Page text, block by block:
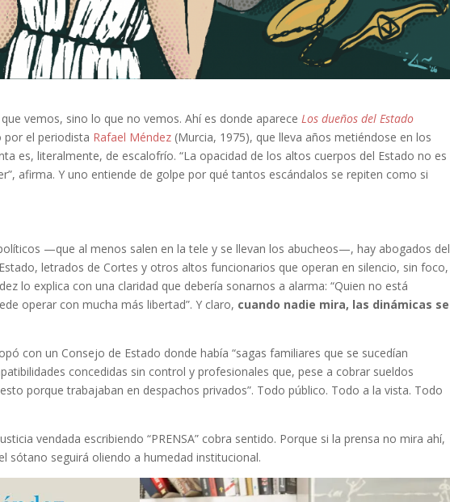
vemos, sino lo que no vemos. Ahí es donde aparece Los dueños del Estado
por el periodista Rafael Méndez (Murcia, 1975), que lleva años metiéndose en los
es, literalmente, de escalofrío. “La opacidad de los altos cuerpos del Estado no es
afirma. Y uno entiende de golpe por qué tantos escándalos se repiten como si
—que al menos salen en la tele y se llevan los abucheos—, hay abogados del
letrados de Cortes y otros altos funcionarios que operan en silencio, sin foco,
lo explica con una claridad que debería sonarnos a alarma: “Quien no está
operar con mucha más libertad”. Y claro, cuando nadie mira, las dinámicas se
con un Consejo de Estado donde había “sagas familiares que se sucedían
concedidas sin control y profesionales que, pese a cobrar sueldos
porque trabajaban en despachos privados”. Todo público. Todo a la vista. Todo
vendada escribiendo “PRENSA” cobra sentido. Porque si la prensa no mira ahí,
sótano seguirá oliendo a humedad institucional.